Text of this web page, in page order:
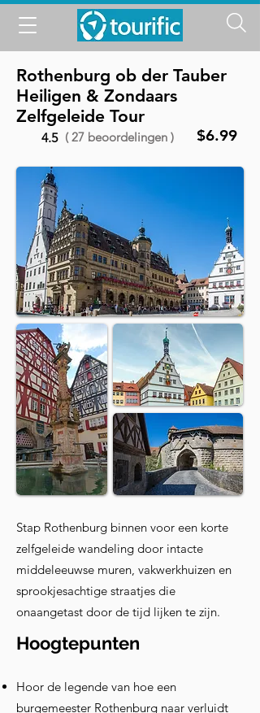
Rothenburg ob der Tauber
Heiligen & Zondaars
Zelfgeleide Tour
4.5 ( 27 beoordelingen ) $6.99
Stap Rothenburg binnen voor een korte
zelfgeleide wandeling door intacte
middeleeuwse muren, vakwerkhuizen en
sprookjesachtige straatjes die
onaangetast door de tijd lijken te zijn.
Hoogtepunten
Hoor de legende van hoe een
burgemeester Rothenburg naar verluidt